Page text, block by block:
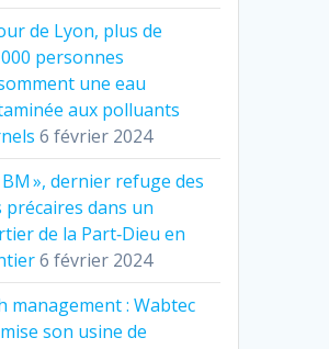
de Lyon, plus de
personnes
une eau
aux polluants
6 février 2024
BM », dernier refuge des
précaires dans un
de la Part‐Dieu en
6 février 2024
management : Wabtec
son usine de